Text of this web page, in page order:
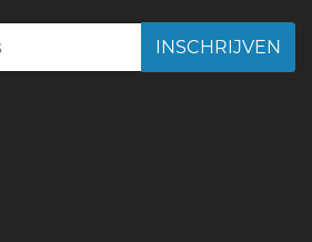
INSCHRIJVEN